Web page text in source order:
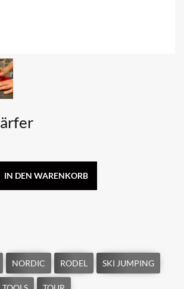
IN DEN WARENKORB